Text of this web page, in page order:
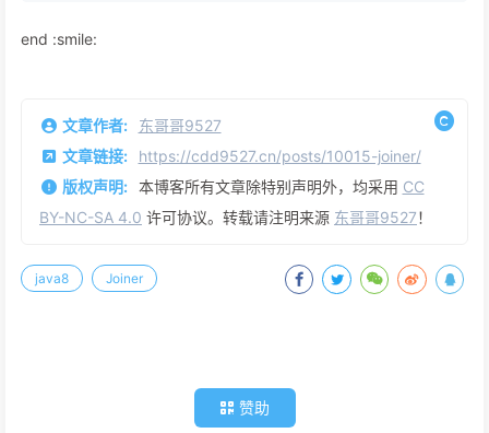
end :smile:
文章作者:
东哥哥9527
文章链接:
https://cdd9527.cn/posts/10015-joiner/
版权声明:
本博客所有文章除特别声明外，均采用 CC
BY-NC-SA 4.0 许可协议。转载请注明来源 东哥哥9527！
java8 Joiner
赞助